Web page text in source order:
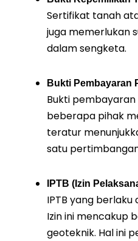
Sertifikat tanah
juga memerlukan
dalam sengketa.
Bukti Pembayaran
Bukti pembayaran
beberapa pihak
teratur
satu
IPTB (Izin
IPTB yang
Izin ini mencakup
geoteknik. Hal ini